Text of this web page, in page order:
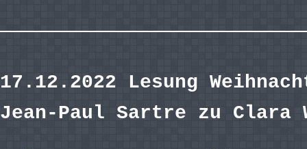
17.12.2022 Lesung
Jean-Paul Sartre zu Clara